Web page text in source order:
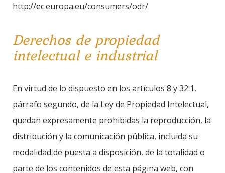
http://ec.europa.eu/consumers/odr/
Derechos de propiedad
intelectual e industrial
En virtud de lo dispuesto en los artículos 8 y 32.1,
párrafo segundo, de la Ley de Propiedad Intelectual,
quedan expresamente prohibidas la reproducción, la
distribución y la comunicación pública, incluida su
modalidad de puesta a disposición, de la totalidad o
parte de los contenidos de esta página web, con